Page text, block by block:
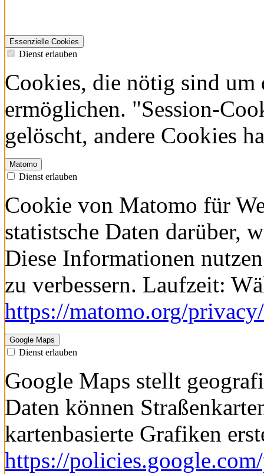
Essenzielle Cookies
Dienst erlauben
Cookies, die nötig sind um
ermöglichen. "Session-
gelöscht, andere Cookies
Matomo
Dienst erlauben
Cookie von Matomo für
statistsche Daten darüber,
Diese Informationen
zu verbessern. Laufzeit:
https://matomo.org/privacy/
Google Maps
Dienst erlauben
Google Maps stellt
Daten können
kartenbasierte Grafiken
https://